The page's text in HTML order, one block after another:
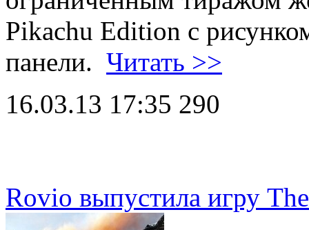
Pikachu Edition с
панели. Читать >>
16.03.13 17:35 290
Rovio выпустила игру